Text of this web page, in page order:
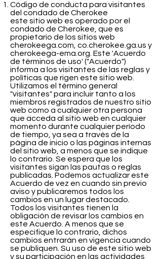
Código de conducta para visitantes
del condado de Cherokee
este sitio web es operado por el
condado de Cherokee, que es
propietario de los sitios web
cherokeega.com, co.cherokee.ga.us y
cherokeega-ema.org. Este 'Acuerdo
de términos de uso' ("Acuerdo")
informa a los visitantes de las reglas y
políticas que rigen este sitio web.
Utilizamos el término general
"visitantes" para incluir tanto a los
miembros registrados de nuestro sitio
web como a cualquier otra persona
que acceda al sitio web en cualquier
momento durante cualquier período
de tiempo, ya sea a través de la
página de inicio o las páginas internas
del sitio web, a menos que se indique
lo contrario. Se espera que los
visitantes sigan las pautas o reglas
publicadas. Podemos actualizar este
Acuerdo de vez en cuando sin previo
aviso y publicaremos todos los
cambios en un lugar destacado.
Todos los visitantes tienen la
obligación de revisar los cambios en
este Acuerdo. A menos que se
especifique lo contrario, dichos
cambios entrarán en vigencia cuando
se publiquen. Su uso de este sitio web
y su participación en las actividades